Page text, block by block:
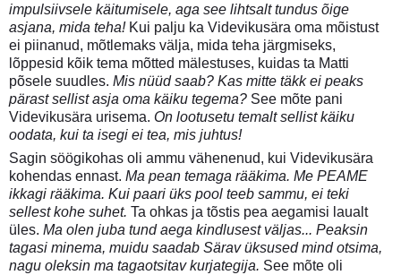
impulsiivsele käitumisele, aga see lihtsalt tundus õige
asjana, mida teha!Kui palju ka Videvikusära oma mõistust
ei piinanud, mõtlemaks välja, mida teha järgmiseks,
lõppesid kõik tema mõtted mälestuses, kuidas ta Matti
põsele suudles. Mis nüüd saab? Kas mitte täkk ei peaks
pärast sellist asja oma käiku tegema? See mõte pani
Videvikusära urisema. On lootusetu temalt sellist käiku
oodata, kui ta isegi ei tea, mis juhtus!
Sagin söögikohas oli ammu vähenenud, kui Videvikusära
kohendas ennast. Ma pean temaga rääkima. Me PEAME
ikkagi rääkima. Kui paari üks pool teeb sammu, ei teki
sellest kohe suhet. Ta ohkas ja tõstis pea aegamisi laualt
üles. Ma olen juba tund aega kindlusest väljas... Peaksin
tagasi minema, muidu saadab Särav üksused mind otsima,
nagu oleksin ma tagaotsitav kurjategija. See mõte oli